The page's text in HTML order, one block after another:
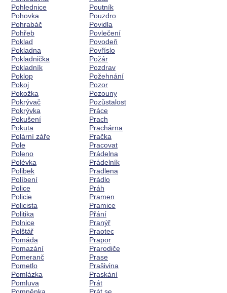
Pohlednice
Pohovka
Pohrabáč
Pohřeb
Poklad
Pokladna
Pokladnička
Pokladník
Poklop
Pokoj
Pokožka
Pokrývač
Pokrývka
Pokušení
Pokuta
Polární záře
Pole
Poleno
Polévka
Polibek
Políbení
Police
Policie
Policista
Politika
Polnice
Polštář
Pomáda
Pomazání
Pomeranč
Pometlo
Pomlázka
Pomluva
Poutník
Pouzdro
Povidla
Povlečení
Povodeň
Povříslo
Požár
Pozdrav
Požehnání
Pozor
Pozouny
Pozůstalost
Práce
Prach
Prachárna
Pračka
Pracovat
Prádelna
Prádelník
Pradlena
Prádlo
Práh
Pramen
Pramice
Přání
Pranýř
Praotec
Prapor
Prarodiče
Prase
Prašivina
Praskání
Prát